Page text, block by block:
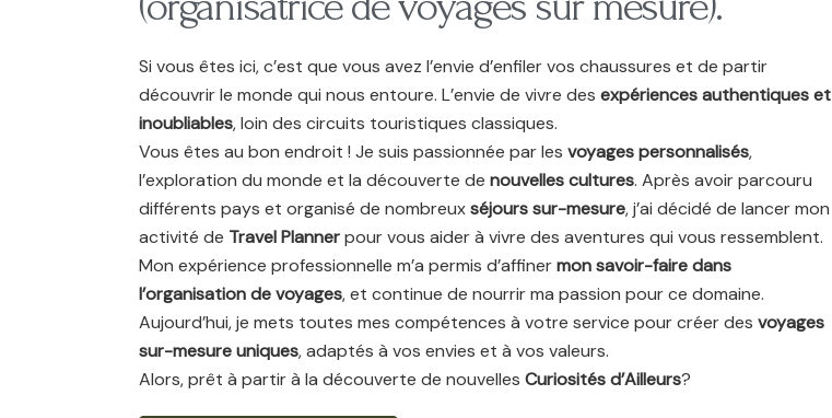
Si vous êtes ici, c’est que vous avez l’envie d’enfiler vos chaussures et de partir
découvrir le monde qui nous entoure. L’envie de vivre des expériences authentiques et
inoubliables, loin des circuits touristiques classiques.
Vous êtes au bon endroit ! Je suis passionnée par les voyages personnalisés,
l’exploration du monde et la découverte de nouvelles cultures. Après avoir parcouru
différents pays et organisé de nombreuxséjours sur-mesure, j’ai décidé de lancer mon
activité de Travel Plannerpour vous aider à vivre des aventures qui vous ressemblent.
Mon expérience professionnelle m’a permis d’affinermon savoir-faire dans
l’organisation de voyages, et continue de nourrir ma passion pour ce domaine.
Aujourd’hui, je mets toutes mes compétences à votre service pour créer des voyages
sur-mesure uniques, adaptés à vos envies et à vos valeurs.
Alors, prêt à partir à la découverte de nouvelles Curiosités d’Ailleurs?